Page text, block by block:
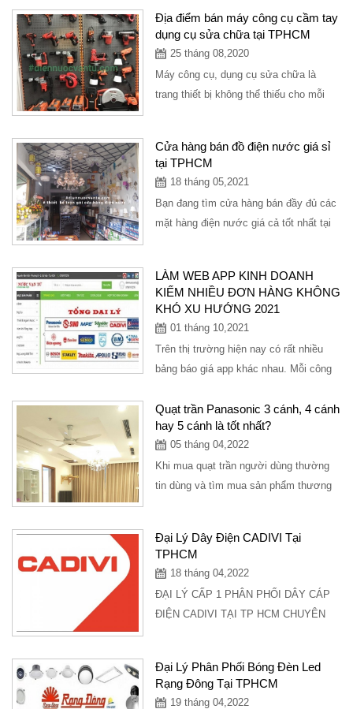
các...
Địa điểm bán máy công cụ cầm tay
dụng cụ sửa chữa tại TPHCM
25 tháng 08,2020
Máy công cụ, dụng cụ sửa chữa là
trang thiết bị không thể thiếu cho mỗi
Cửa hàng bán đồ điện nước giá sỉ
tại TPHCM
18 tháng 05,2021
Bạn đang tìm cửa hàng bán đầy đủ các
mặt hàng điện nước giá cả tốt nhất tại
LÀM WEB APP KINH DOANH
KIẾM NHIỀU ĐƠN HÀNG KHÔNG
KHÓ XU HƯỚNG 2021
01 tháng 10,2021
Trên thị trường hiện nay có rất nhiều
bảng báo giá app khác nhau. Mỗi công
khác...
Quạt trần Panasonic 3 cánh, 4 cánh
hay 5 cánh là tốt nhất?
05 tháng 04,2022
Khi mua quạt trần người dùng thường
tin dùng và tìm mua sản phẩm thương
Đại Lý Dây Điện CADIVI Tại
TPHCM
18 tháng 04,2022
ĐẠI LÝ CẤP 1 PHÂN PHỐI DÂY CÁP
ĐIỆN CADIVI TẠI TP HCM CHUYÊN
Đại Lý Phân Phối Bóng Đèn Led
Rạng Đông Tại TPHCM
19 tháng 04,2022